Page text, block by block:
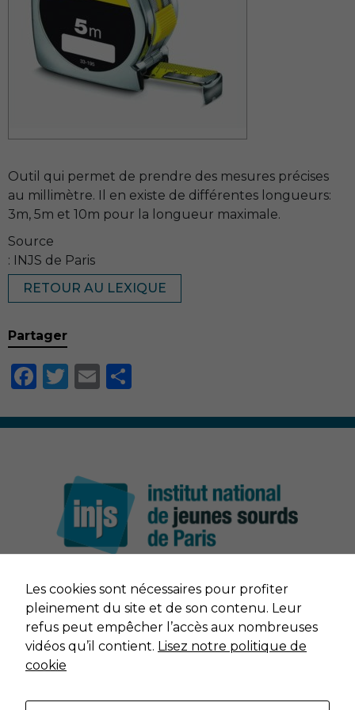
Outil qui permet de prendre des mesures précises
au millimètre. Il en existe de différentes longueurs:
3m, 5m et 10m pour la longueur maximale.
Source
: INJS de Paris
RETOUR AU LEXIQUE
Partager
Facebook
Twitter
Email
NOUS CONTACTER
MENTIONS LÉGALES
Les cookies sont nécessaires pour profiter
pleinement du site et de son contenu. Leur
refus peut empêcher l’accès aux nombreuses
vidéos qu’il contient. Lisez notre politique de
cookie
Ces cookies ne
sont pas
facultatifs. Ils
sont nécessaires
au